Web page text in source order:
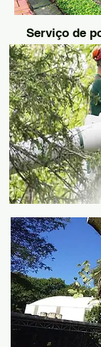
Serviço de